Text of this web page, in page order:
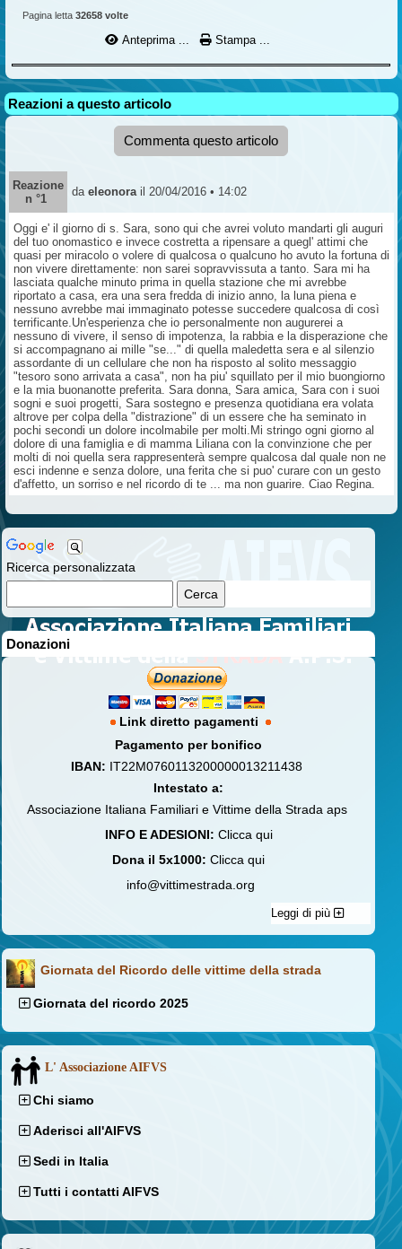
Ricerca personalizzata
Donazioni
Link diretto pagamenti
Pagamento per bonifico
IBAN: IT22M0760113200000013211438
Intestato a:
Associazione Italiana Familiari e Vittime della Strada aps
INFO E ADESIONI: Clicca qui
Dona il 5x1000: Clicca qui
info@vittimestrada.org
Leggi di più
Giornata del Ricordo delle vittime della strada
Giornata del ricordo 2025
L' Associazione AIFVS
Chi siamo
Aderisci all'AIFVS
Sedi in Italia
Tutti i contatti AIFVS
Pagina letta 32658 volte
Anteprima ... Stampa ...
Reazioni a questo articolo
Commenta questo articolo
Reazione
n °1
da eleonorail 20/04/2016 • 14:02
Oggi e' il giorno di s. Sara, sono qui che avrei voluto mandarti gli auguri
del tuo onomastico e invece costretta a ripensare a quegl' attimi che
quasi per miracolo o volere di qualcosa o qualcuno ho avuto la fortuna di
non vivere direttamente: non sarei sopravvissuta a tanto. Sara mi ha
lasciata qualche minuto prima in quella stazione che mi avrebbe
riportato a casa, era una sera fredda di inizio anno, la luna piena e
nessuno avrebbe mai immaginato potesse succedere qualcosa di così
terrificante.Un'esperienza che io personalmente non augurerei a
nessuno di vivere, il senso di impotenza, la rabbia e la disperazione che
si accompagnano ai mille "se..." di quella maledetta sera e al silenzio
assordante di un cellulare che non ha risposto al solito messaggio
"tesoro sono arrivata a casa", non ha piu' squillato per il mio buongiorno
e la mia buonanotte preferita. Sara donna, Sara amica, Sara con i suoi
sogni e suoi progetti, Sara sostegno e presenza quotidiana era volata
altrove per colpa della "distrazione" di un essere che ha seminato in
pochi secondi un dolore incolmabile per molti.Mi stringo ogni giorno al
dolore di una famiglia e di mamma Liliana con la convinzione che per
molti di noi quella sera rappresenterà sempre qualcosa dal quale non ne
esci indenne e senza dolore, una ferita che si puo' curare con un gesto
d'affetto, un sorriso e nel ricordo di te ... ma non guarire. Ciao Regina.